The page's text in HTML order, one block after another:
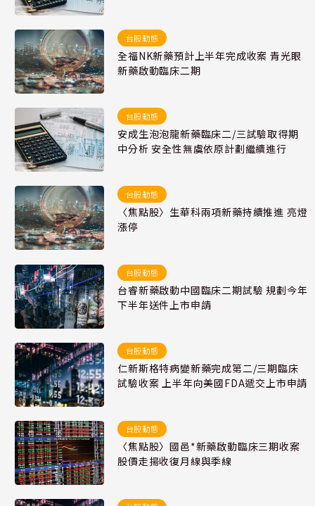
台股動態
全福NK新藥預計上半年完成收案 青光眼
新藥啟動臨床二期
台股動態
安成生泡泡龍新藥臨床二/三試驗取得期
中分析 安全性無虞依原計劃繼續進行
台股動態
〈焦點股〉生華科兩項新藥持續推進 亮燈
漲停
台股動態
台睿新藥啟動中國臨床二期試驗 規劃今年
下半年送件上市申請
台股動態
仁新斯格特病變新藥完成第二/三期臨床
試驗收案 上半年向美國FDA遞交上市申請
台股動態
〈焦點股〉國邑*新藥啟動臨床三期收案
股價走揚收復月線與季線